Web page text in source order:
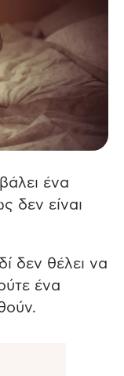
ένα
δεν είναι
δεν θέλει να
ένα